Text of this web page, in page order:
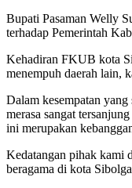
Bupati Pasaman Welly
terhadap Pemerintah
Kehadiran FKUB kota
menempuh daerah lain,
Dalam kesempatan
merasa sangat
ini merupakan
Kedatangan pihak kami
beragama di kota